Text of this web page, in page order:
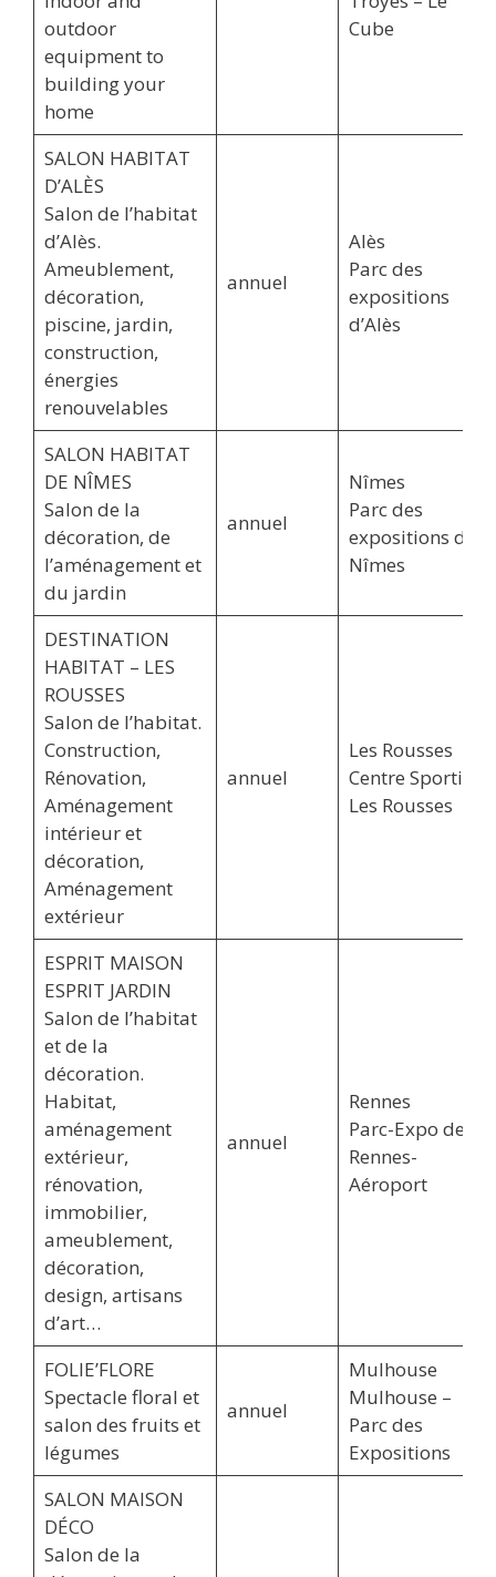
outdoor
equipment to
building your
home
Cube
SALON HABITAT
D’ALÈS
Salon de l’habitat
d’Alès.
Ameublement,
décoration,
piscine, jardin,
construction,
énergies
renouvelables
annuel
Alès
Parc des
expositions
d’Alès
SALON HABITAT
DE NÎMES
Salon de la
décoration, de
l’aménagement et
du jardin
annuel
Nîmes
Parc des
expositions de
Nîmes
DESTINATION
HABITAT – LES
ROUSSES
Salon de l’habitat.
Construction,
Rénovation,
Aménagement
intérieur et
décoration,
Aménagement
extérieur
annuel
Les Rousses
Centre Sportif,
Les Rousses
ESPRIT MAISON
ESPRIT JARDIN
Salon de l’habitat
et de la
décoration.
Habitat,
aménagement
extérieur,
rénovation,
immobilier,
ameublement,
décoration,
design, artisans
d’art…
annuel
Rennes
Parc-Expo de
Rennes-
Aéroport
FOLIE’FLORE
Spectacle floral et
salon des fruits et
légumes
annuel
Mulhouse
Mulhouse –
Parc des
Expositions
SALON MAISON
DÉCO
Salon de la